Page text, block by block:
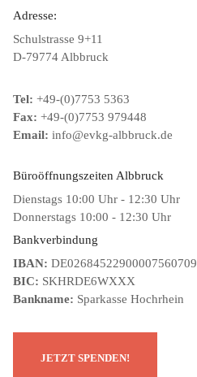
Adresse:
Schulstrasse 9+11
D-79774 Albbruck
Tel: +49-(0)7753 5363
Fax: +49-(0)7753 979448
Email: info@evkg-albbruck.de
Büroöffnungszeiten Albbruck
Dienstags 10:00 Uhr - 12:30 Uhr
Donnerstags 10:00 - 12:30 Uhr
Bankverbindung
IBAN: DE02684522900007560709
BIC: SKHRDE6WXXX
Bankname: Sparkasse Hochrhein